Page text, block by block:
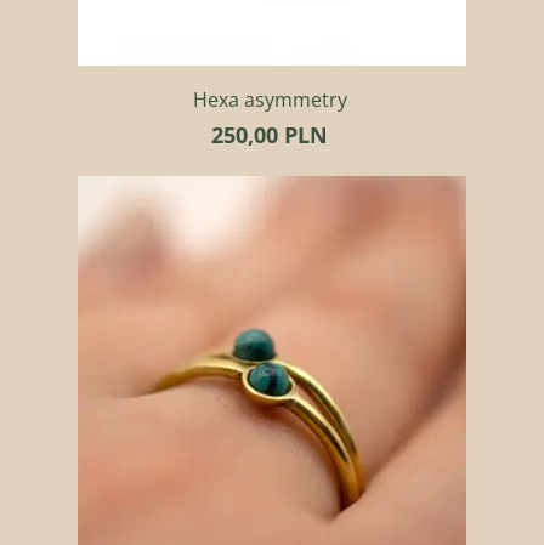
Hexa asymmetry
250,00 PLN